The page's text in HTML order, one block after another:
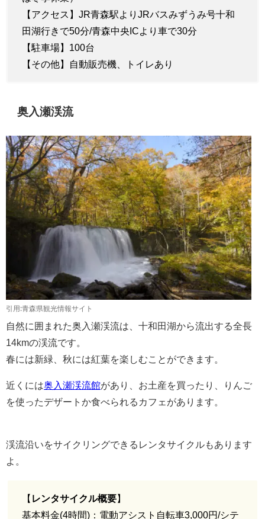
【アクセス】JR青森駅よりJRバスみずうみ号十和
田湖行きで50分/青森中央ICより車で30分
【駐車場】100台
【その他】自動販売機、トイレあり
奥入瀬渓流
引用:青森県観光情報サイト
自然に囲まれた奥入瀬渓流は、十和田湖から流出する全長
14kmの渓流です。
春には新緑、秋には紅葉を楽しむことができます。
近くには奥入瀬渓流館があり、お土産を買ったり、りんご
を使ったデザートか食べられるカフェがあります。
渓流沿いをサイクリングできるレンタサイクルもあります
よ。
【 レンタサイクル概要】
基本料金(4時間)：電動アシスト自転車3,000円/シテ